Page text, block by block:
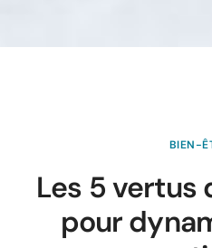
BIEN-
Les 5 vertus
pour